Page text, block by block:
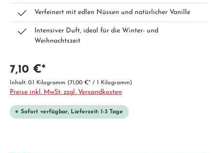
Verfeinert mit edlen Nüssen und natürlicher Vanille
Intensiver Duft, ideal für die Winter- und
Weihnachtszeit
7,10 €*
Inhalt: 0.1 Kilogramm (71,00 €* / 1 Kilogramm)
Preise inkl. MwSt. zzgl. Versandkosten
Sofort verfügbar, Lieferzeit: 1-3 Tage